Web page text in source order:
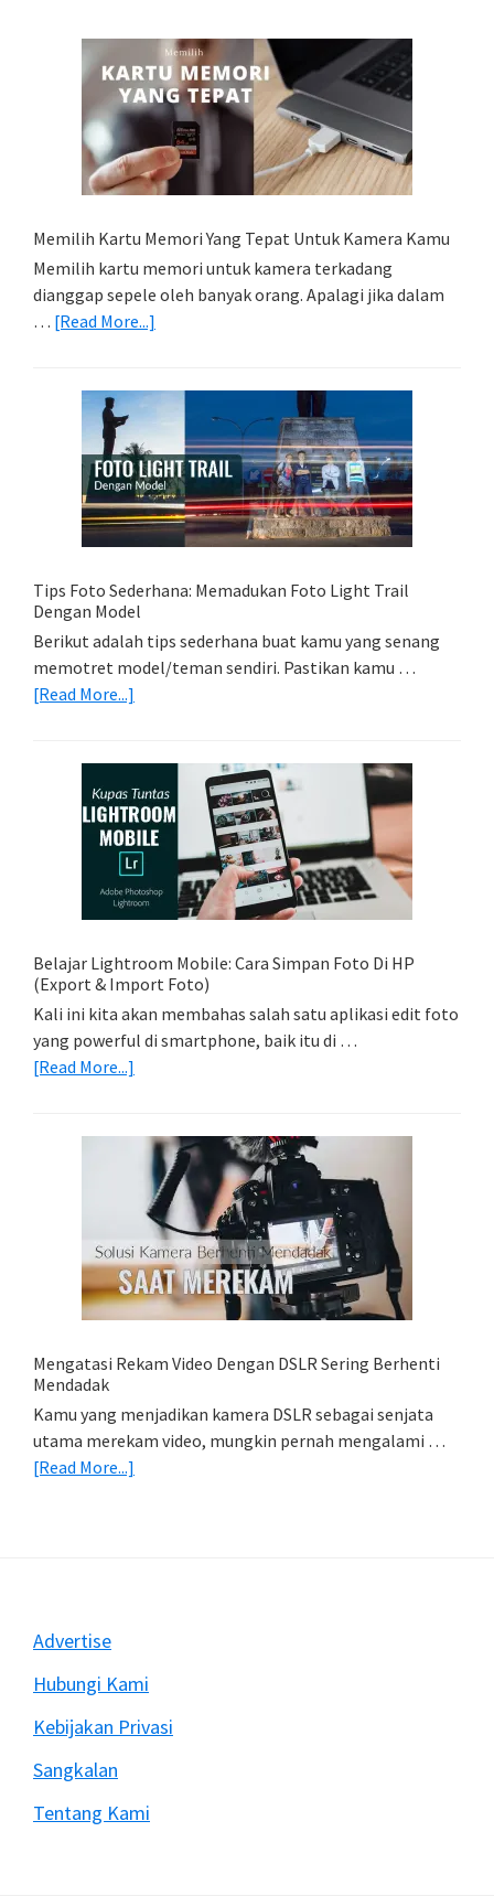
Memilih Kartu Memori Yang Tepat Untuk Kamera Kamu
Memilih kartu memori untuk kamera terkadang
dianggap sepele oleh banyak orang. Apalagi jika dalam
… [Read More...]
Memori
Tepat
Untuk
Kamera
Kamu
Tips Foto Sederhana: Memadukan Foto Light Trail
Dengan Model
Berikut adalah tips sederhana buat kamu yang senang
memotret model/teman sendiri. Pastikan kamu …
[Read More...]
Sederhana:
Memadukan
Foto
Light
Trail
Dengan
Belajar Lightroom Mobile: Cara Simpan Foto Di HP
(Export & Import Foto)
Kali ini kita akan membahas salah satu aplikasi edit foto
yang powerful di smartphone, baik itu di …
[Read More...]
Mobile:
Cara
Simpan
Foto
Di
HP
(Export
Import
Mengatasi Rekam Video Dengan DSLR Sering Berhenti
Mendadak
Kamu yang menjadikan kamera DSLR sebagai senjata
utama merekam video, mungkin pernah mengalami …
[Read More...]
Mendadak
Footer
Advertise
Hubungi Kami
Kebijakan Privasi
Sangkalan
Tentang Kami